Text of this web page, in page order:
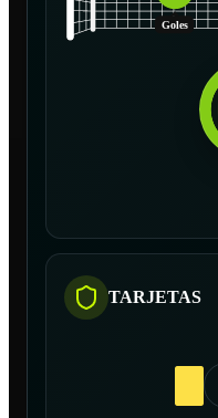
Goles
TARJETAS